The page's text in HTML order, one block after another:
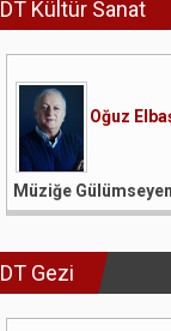
DT Kültür Sanat
Oğuz
Müziğe
DT Gezi